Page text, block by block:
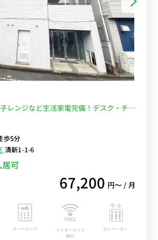
レンジなど生活家電完備！デスク・チェ
べるWi-Fi格安レンタル中！
5分
清新1-1-6
居可
67,200 円〜 / 月
オートロック
インターネット
無料
エレベーター